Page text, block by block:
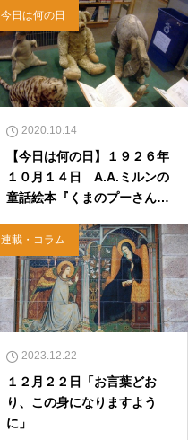
今日は何の日
2020.10.14
【今日は何の日】１９２６年
１０月１４日 A.A.ミルンの
童話絵本『くまのプーさん』
連載・コラム
2023.12.22
１２月２２日「お言葉どお
り、この身になりますよう
に」